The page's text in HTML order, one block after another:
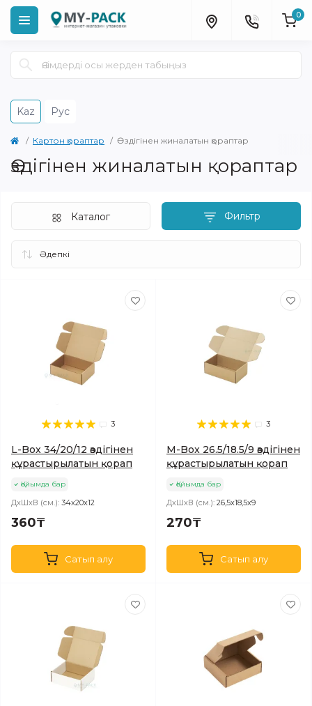
0
Kaz Рус
Картон қораптар Өздігінен жиналатын қораптар
Өздігінен жиналатын қораптар
Фильтр
Каталог
3
L-Box 34/20/12 өздігінен
құрастырылатын қорап
Қойымда бар
ДхШхВ (см.): 34х20х12
360₸
Сатып алу
3
M-Box 26.5/18.5/9 өздігінен
құрастырылатын қорап
Қойымда бар
ДхШхВ (см.): 26,5х18,5х9
270₸
Сатып алу